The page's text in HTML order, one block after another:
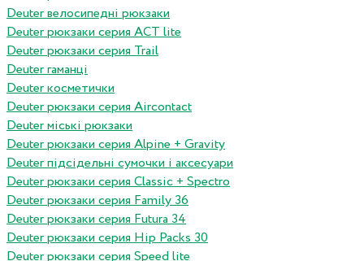
Deuter велосипедні рюкзаки
Deuter рюкзаки серия ACT lite
Deuter рюкзаки серия Trail
Deuter гаманці
Deuter косметички
Deuter рюкзаки серия Aircontact
Deuter міські рюкзаки
Deuter рюкзаки серия Alpine + Gravity
Deuter підсідельні сумочки і аксесуари
Deuter рюкзаки серия Classic + Spectro
Deuter рюкзаки серия Family 36
Deuter рюкзаки серия Futura 34
Deuter рюкзаки серия Hip Packs 30
Deuter рюкзаки серия Speed lite